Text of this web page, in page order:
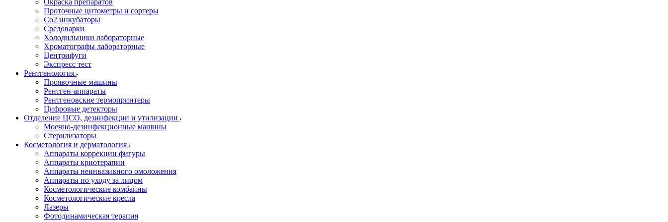
Окраска препаратов
Проточные цитометры и сортеры
Со2 инкубаторы
Средоварки
Холодильники лабораторные
Хроматографы лабораторные
Центрифуги
Экспресс тест
Рентгенология
Проявочные машины
Рентген-аппараты
Рентгеновские термопринтеры
Цифровые детекторы
Отделение ЦСО, дезинфекции и утилизации
Моечно-дезинфекционные машины
Стерилизаторы
Косметология и дерматология
Аппараты коррекции фигуры
Аппараты криотерапии
Аппараты неинвазивного омоложения
Аппараты по уходу за лицом
Косметологические комбайны
Косметологические кресла
Лазеры
Фотодинамическая терапия